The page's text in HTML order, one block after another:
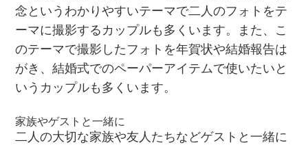
念というわかりやすいテーマで二人のフォトをテ
ーマに撮影するカップルも多くいます。また、こ
のテーマで撮影したフォトを年賀状や結婚報告は
がき、結婚式でのペーパーアイテムで使いたいと
いうカップルも多くいます。
家族やゲストと一緒に
二人の大切な家族や友人たちなどゲストと一緒に